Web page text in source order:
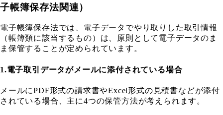
子帳簿保存法関連）
電子帳簿保存法では、電子データでやり取りした取引情報
（帳簿類に該当するもの）は、原則として電子データのま
ま保管することが定められています。
1.電子取引データがメールに添付されている場合
メールにPDF形式の請求書やExcel形式の見積書などが添付
されている場合、主に4つの保管方法が考えられます。